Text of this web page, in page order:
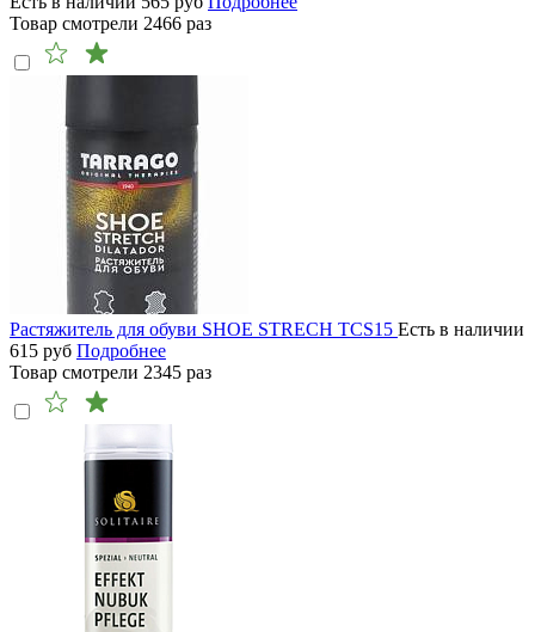
Товар смотрели 2466 раз
Растяжитель для обуви SHOE STRECH TCS15 Есть в наличии
615 руб Подробнее
Товар смотрели 2345 раз